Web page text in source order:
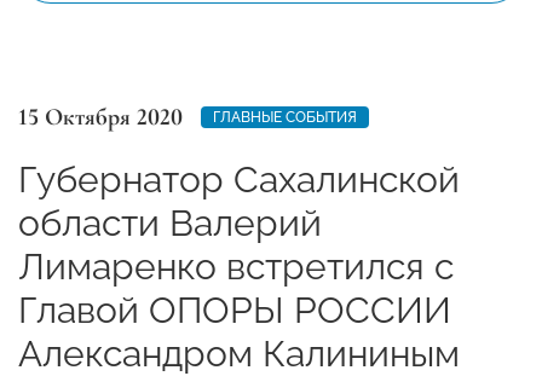
15 Октября 2020 ГЛАВНЫЕ СОБЫТИЯ
Губернатор Сахалинской
области Валерий
Лимаренко встретился с
Главой ОПОРЫ РОССИИ
Александром Калининым